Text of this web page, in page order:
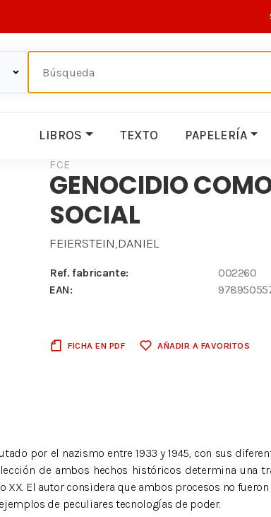
LIBROS TEXTO PAPELERÍA
FCE
GENOCIDIO
SOCIAL
FEIERSTEIN,DANIEL
Ref. fabricante:
002260
EAN:
FICHA EN PDF AÑADIR A FAVORITOS
por el nazismo entre 1933 y 1945, con sus
de ambos hechos históricos determina una
El autor considera que ambos procesos no
de peculiares tecnologías de poder.